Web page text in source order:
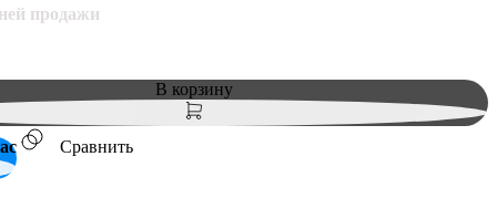
продажи
В корзину
Сравнить